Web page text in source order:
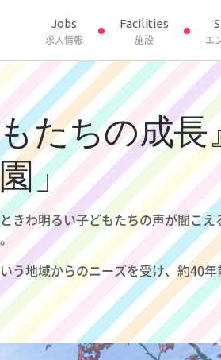
Jobs
求人情報
Facilities
施設 エ
たちの成長
」
きわ明るい子どもたちの声が聞こえ
う地域からのニーズを受け、約40